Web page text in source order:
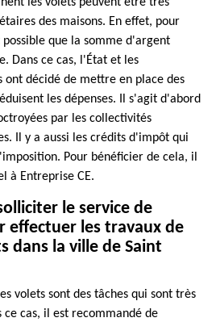
des maisons. En effet, pour
que la somme d'argent
Dans ce cas, l'État et les
ont décidé de mettre en place des
les dépenses. Il s'agit d'abord
par les collectivités
Il y a aussi les crédits d'impôt qui
Pour bénéficier de cela, il
à Entreprise CE.
le service de
effectuer les travaux de
dans la ville de Saint
volets sont des tâches qui sont très
cas, il est recommandé de